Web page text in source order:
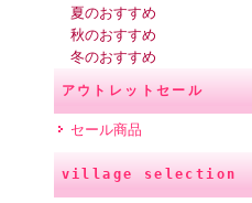
夏のおすすめ
秋のおすすめ
冬のおすすめ
アウトレットセール
セール商品
village selection